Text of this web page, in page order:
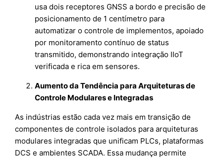
usa dois receptores GNSS a bordo e precisão de
posicionamento de 1 centímetro para
automatizar o controle de implementos, apoiado
por monitoramento contínuo de status
transmitido, demonstrando integração IIoT
verificada e rica em sensores.
Aumento da Tendência para Arquiteturas de
Controle Modulares e Integradas
As indústrias estão cada vez mais em transição de
componentes de controle isolados para arquiteturas
modulares integradas que unificam PLCs, plataformas
DCS e ambientes SCADA. Essa mudança permite